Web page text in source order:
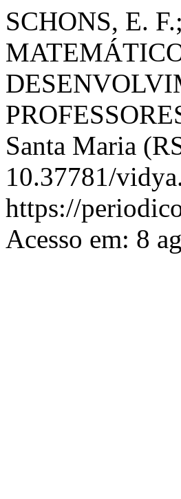
SCHONS, E.
Santa Maria
10.37781/
https://
Acesso em: 8